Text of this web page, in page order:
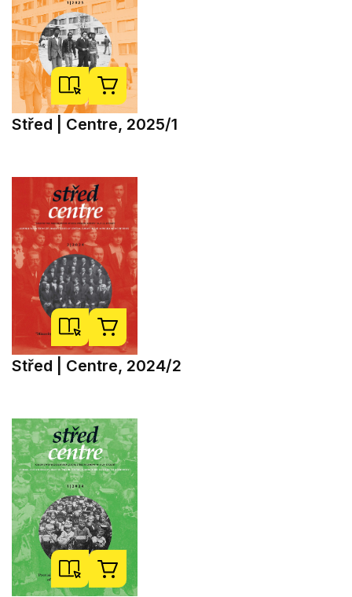
Střed | Centre, 2025/1
Střed | Centre, 2024/2